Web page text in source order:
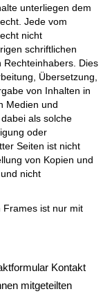
unterliegen dem
Jede vom
nicht
schriftlichen
Rechteinhabers. Dies
Übersetzung,
von Inhalten in
Medien und
als solche
oder
Seiten ist nicht
von Kopien und
nicht
Frames ist nur mit
Kontakt
mitgeteilten